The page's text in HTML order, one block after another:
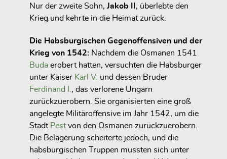
Nur der zweite Sohn, Jakob II , überlebte den
Krieg und kehrte in die Heimat zurück.
Die Habsburgischen Gegenoffensiven und der
Krieg von 1542: Nachdem die Osmanen 1541
Buda erobert hatten, versuchten die Habsburger
unter Kaiser Karl V. und dessen Bruder
Ferdinand I. , das verlorene Ungarn
zurückzuerobern. Sie organisierten eine groß
angelegte Militäroffensive im Jahr 1542, um die
Stadt Pestvon den Osmanen zurückzuerobern.
Die Belagerung scheiterte jedoch, und die
habsburgischen Truppen mussten sich unter